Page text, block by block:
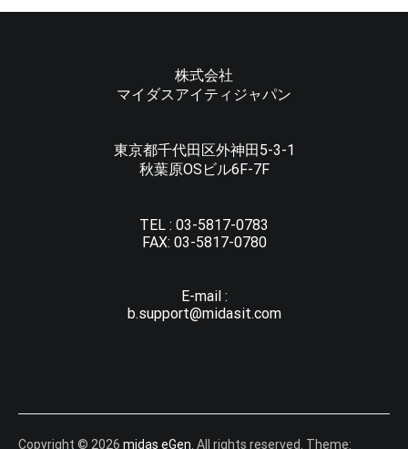
株式会社
マイダスアイティジャパン
東京都千代田区外神田5-3-1
秋葉原OSビル6F-7F
TEL : 03-5817-0783
FAX: 03-5817-0780
E-mail :
b.support@midasit.com
Copyright © 2026 midas eGen . All rights reserved. Theme: